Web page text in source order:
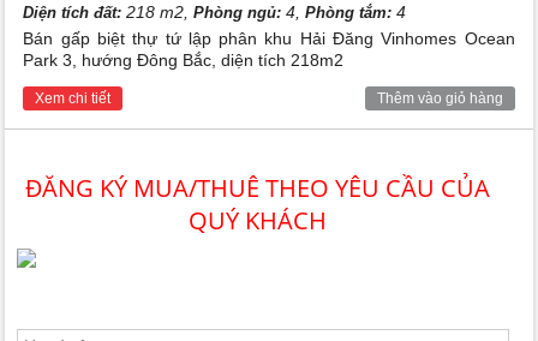
Diện tích đất: 218 m2,Phòng ngủ: 4,Phòng tắm: 4
Bán gấp biệt thự tứ lập phân khu Hải Đăng Vinhomes Ocean
Park 3, hướng Đông Bắc, diện tích 218m2
Xem chi tiết Thêm vào giỏ hàng
ĐĂNG KÝ MUA/THUÊ THEO YÊU CẦU CỦA
QUÝ KHÁCH